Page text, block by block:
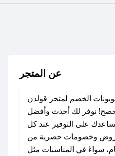
عن المتجر
الخصم لمتجر قولدن
نوفر لك أحدث وأفضل
على التوفير عند كل
وخصومات حصرية من
سواءً في المناسبات مثل